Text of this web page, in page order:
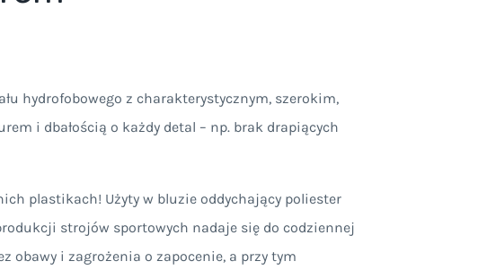
hydrofobowego z charakterystycznym, szerokim,
i dbałością o każdy detal – np. brak drapiących
plastikach! Użyty w bluzie oddychający poliester
strojów sportowych nadaje się do codziennej
obawy i zagrożenia o zapocenie, a przy tym